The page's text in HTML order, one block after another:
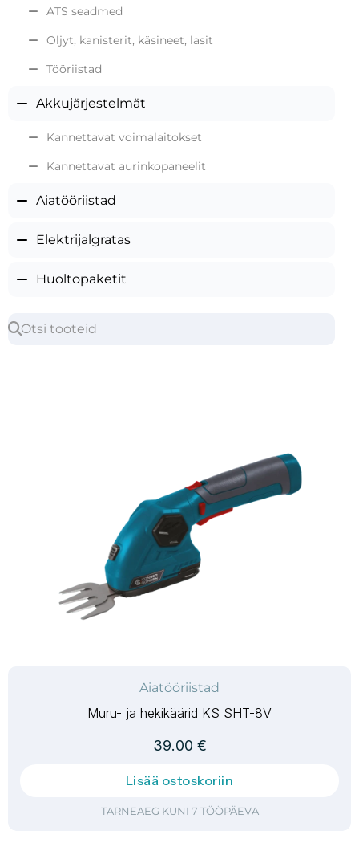
ATS seadmed
Öljyt, kanisterit, käsineet, lasit
Tööriistad
Akkujärjestelmät
Kannettavat voimalaitokset
Kannettavat aurinkopaneelit
Aiatööriistad
Elektrijalgratas
Huoltopaketit
Aiatööriistad
Muru- ja hekikäärid KS SHT-8V
39.00 €
Lisää ostoskoriin
TARNEAEG KUNI 7 TÖÖPÄEVA